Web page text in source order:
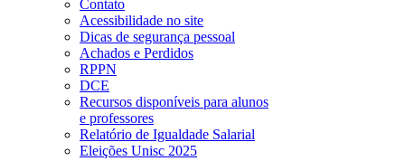
Contato
Acessibilidade no site
Dicas de segurança pessoal
Achados e Perdidos
RPPN
DCE
Recursos disponíveis para alunos
e professores
Relatório de Igualdade Salarial
Eleições Unisc 2025